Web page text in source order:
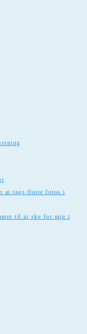
at tage flotte fotos i
til at ske for mig i